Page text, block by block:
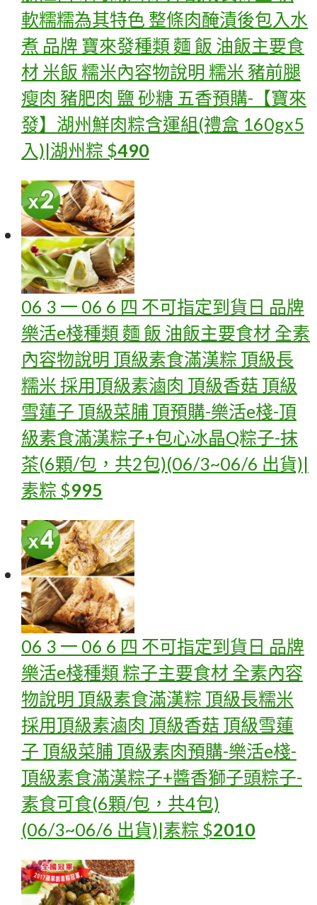
軟糯糯為其特色 整條肉醃漬後包入水
煮 品牌 寶來發種類 麵 飯 油飯主要食
材 米飯 糯米內容物說明 糯米 豬前腿
瘦肉 豬肥肉 鹽 砂糖 五香預購-【寶來
發】湖州鮮肉粽含運組(禮盒 160gx5
入)|湖州粽 $490
06 3 一 06 6 四 不可指定到貨日 品牌
樂活e棧種類 麵 飯 油飯主要食材 全素
內容物說明 頂級素食滿漢粽 頂級長
糯米 採用頂級素滷肉 頂級香菇 頂級
雪蓮子 頂級菜脯 頂預購-樂活e棧-頂
級素食滿漢粽子+包心冰晶Q粽子-抹
茶(6顆/包，共2包)(06/3~06/6 出貨)|
素粽 $995
06 3 一 06 6 四 不可指定到貨日 品牌
樂活e棧種類 粽子主要食材 全素內容
物說明 頂級素食滿漢粽 頂級長糯米
採用頂級素滷肉 頂級香菇 頂級雪蓮
子 頂級菜脯 頂級素肉預購-樂活e棧-
頂級素食滿漢粽子+醬香獅子頭粽子-
素食可食(6顆/包，共4包)
(06/3~06/6 出貨)|素粽 $2010